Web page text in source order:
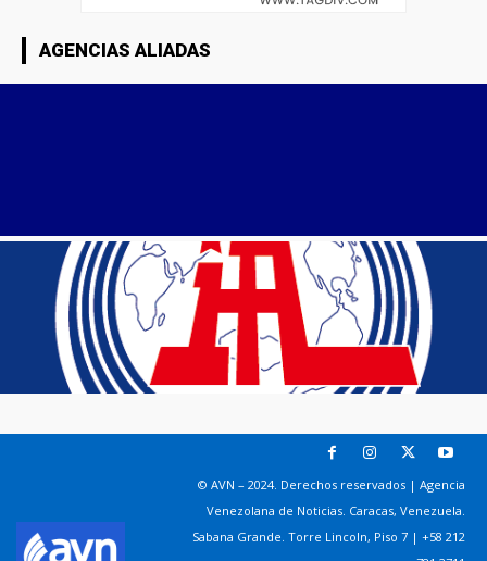
AGENCIAS ALIADAS
© AVN – 2024. Derechos reservados | Agencia
Venezolana de Noticias. Caracas, Venezuela.
Sabana Grande. Torre Lincoln, Piso 7 | +58 212